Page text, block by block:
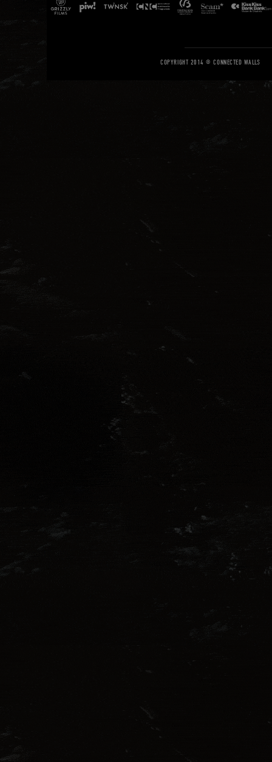
COPYRIGHT 2014 © CONNECTED WALLS